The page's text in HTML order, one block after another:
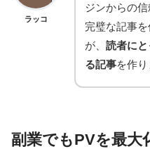
ラッコ
ジンからの信
完璧な記事
が、 読者に
る記事を作り
副業でもPVを最大